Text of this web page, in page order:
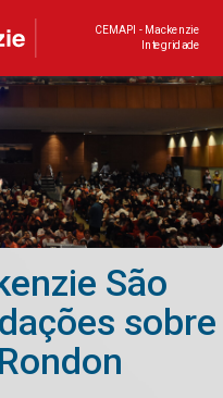
CEMAPI - Mackenzie
Integridade
São
sobre